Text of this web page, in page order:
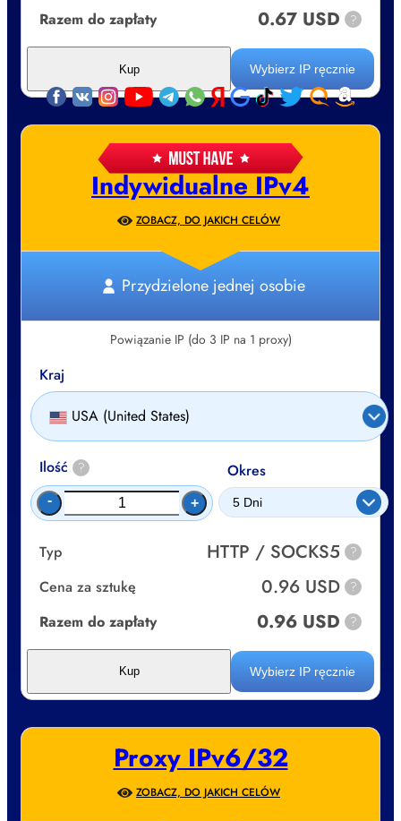
Indywidualne IPv4
ZOBACZ, DO JAKICH CELÓW
Przydzielone jednej osobie
Powiązanie IP (do 3 IP na 1 proxy)
Kraj
USA (United States)
Ilość ?
- +
Okres
Typ HTTP / SOCKS5 ?
Cena za sztukę 0.96 USD ?
Razem do zapłaty 0.96 USD ?
Wybierz IP ręcznie
Kup
Razem do zapłaty 0.67 USD ?
Wybierz IP ręcznie
Kup
Proxy IPv6/32
ZOBACZ, DO JAKICH CELÓW